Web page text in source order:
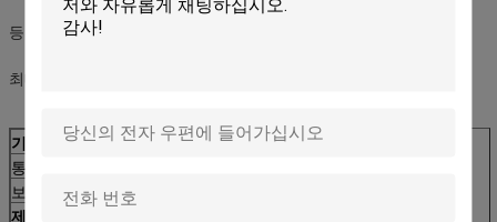
등급 산출 전압: 250VAC 50/60Hz
최대 산출 현재: 10A
기능
통제
보호
제품 크기